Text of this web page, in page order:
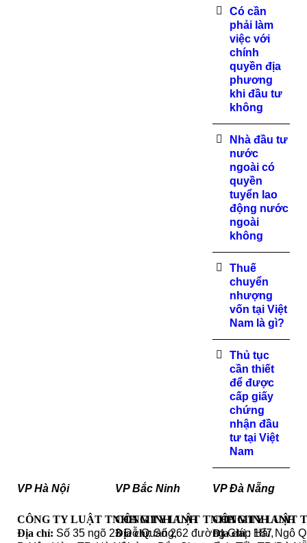
Có cần
phải làm
việc với
chính
quyền địa
phương
khi đầu tư
không
Nhà đầu tư
nước
ngoài có
quyền
tuyển lao
động nước
ngoài
không
Thuế
chuyển
nhượng
vốn tại Việt
Nam là gì?
Thủ tục
cần thiết
để được
cấp giấy
chứng
nhận đầu
tư tại Việt
Nam
VP Hà Nội
CÔNG TY LUẬT TNHH MINH ANH
Địa chỉ: Số 35 ngõ 23 Đỗ Quang,
VP Bắc Ninh
CÔNG TY LUẬT TNHH MINH ANH
Địa chỉ: Số 262 đường Giáp Hải,
VP Đà Nẵng
CÔNG TY LUẬT
Địa chỉ: 187 Ngô